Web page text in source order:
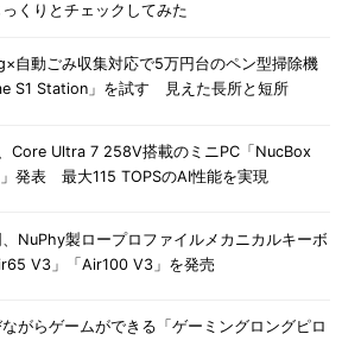
くりとチェックしてみた
自動ごみ収集対応で5万円台のペン型掃除機
S1 Station」を試す 見えた長所と短所
Core Ultra 7 258V搭載のミニPC「NucBox
発表 最大115 TOPSのAI性能を実現
NuPhy製ロープロファイルメカニカルキーボ
V3」「Air100 V3」を発売
がらゲームができる「ゲーミングロングピロ